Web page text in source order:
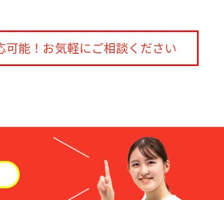
能！ お気軽にご相談ください